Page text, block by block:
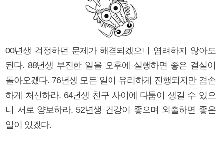
00년생 걱정하던 문제가 해결되겠으니 염려하지 않아도
된다. 88년생 부진한 일을 오후에 실행하면 좋은 결실이
돌아오겠다. 76년생 모든 일이 유리하게 진행되지만 겸손
하게 처신하라. 64년생 친구 사이에 다툼이 생길 수 있으
니 서로 양보하라. 52년생 건강이 좋으며 외출하면 좋은
일이 있겠다.